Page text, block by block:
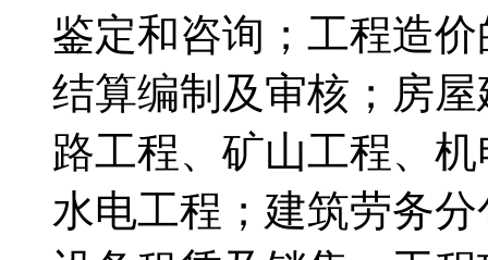
鉴定和咨询；工程造
结算编制及审核；房
路工程、矿山工程、
水电工程；建筑劳务